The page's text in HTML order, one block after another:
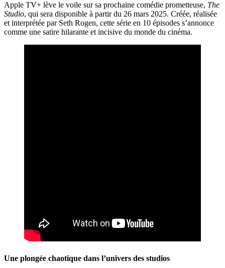
Apple TV+ lève le voile sur sa prochaine comédie prometteuse, The
Studio, qui sera disponible à partir du 26 mars 2025. Créée, réalisée
et interprétée par Seth Rogen, cette série en 10 épisodes s’annonce
comme une satire hilarante et incisive du monde du cinéma.
Une plongée chaotique dans l’univers des studios